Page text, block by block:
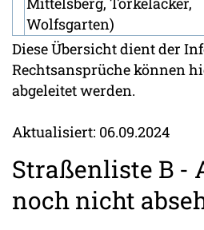
Wolfsgarten)
Diese Übersicht dient der
Rechtsansprüche können
abgeleitet werden.
Aktualisiert: 06.09.2024
Straßenliste B -
noch nicht